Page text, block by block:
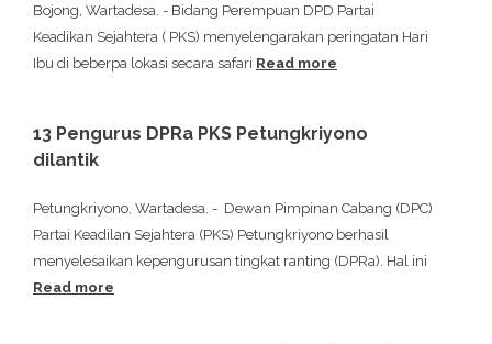
Bojong, Wartadesa. - Bidang Perempuan DPD Partai
Keadikan Sejahtera ( PKS) menyelengarakan peringatan Hari
Ibu di beberpa lokasi secara safari Read more
13 Pengurus DPRa PKS Petungkriyono
dilantik
Petungkriyono, Wartadesa. - Dewan Pimpinan Cabang (DPC)
Partai Keadilan Sejahtera (PKS) Petungkriyono berhasil
menyelesaikan kepengurusan tingkat ranting (DPRa). Hal ini
Read more